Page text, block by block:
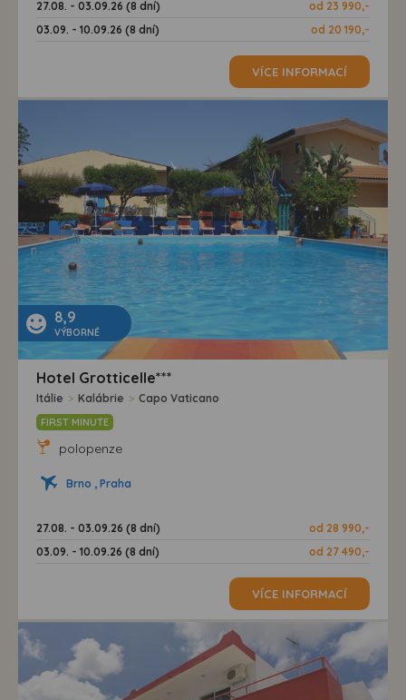
27.08. - 03.09.26 (8 dní)
od 23 990,-
03.09. - 10.09.26 (8 dní)
od 20 190,-
VÍCE INFORMACÍ
8,9
VÝBORNÉ
Hotel Grotticelle***
Itálie > Kalábrie > Capo Vaticano
FIRST MINUTE
polopenze
Brno , Praha
27.08. - 03.09.26 (8 dní)
od 28 990,-
03.09. - 10.09.26 (8 dní)
od 27 490,-
VÍCE INFORMACÍ